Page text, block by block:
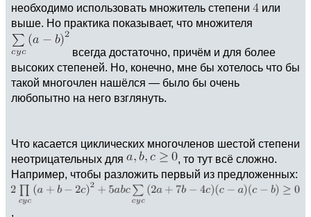
необходимо использовать множитель степени
или
выше. Но практика показывает, что множителя
всегда достаточно, причём и для более
высоких степеней. Но, конечно, мне бы хотелось что бы
такой многочлен нашёлся — было бы очень
любопытно на него взглянуть.
Что касается циклических многочленов шестой степени
неотрицательных для
, то тут всё сложно.
Например, чтобы разложить первый из предложенных:
,